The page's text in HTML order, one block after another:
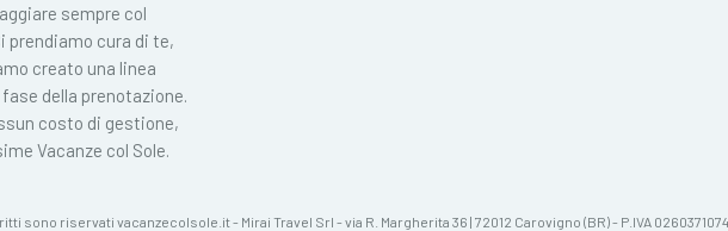
sempre col
prendiamo cura di te,
creato una linea
della prenotazione.
costo di gestione,
Vacanze col Sole.
sono riservati vacanzecolsole.it - Mirai Travel Srl - via R. Margherita 36 | 72012 Carovigno (BR) - P.IVA